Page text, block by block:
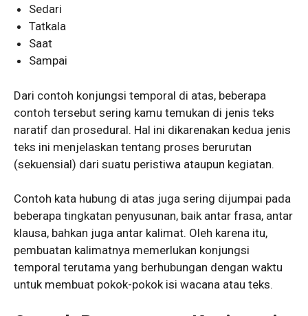
Sedari
Tatkala
Saat
Sampai
Dari contoh konjungsi temporal di atas, beberapa
contoh tersebut sering kamu temukan di jenis teks
naratif dan prosedural. Hal ini dikarenakan kedua jenis
teks ini menjelaskan tentang proses berurutan
(sekuensial) dari suatu peristiwa ataupun kegiatan.
Contoh kata hubung di atas juga sering dijumpai pada
beberapa tingkatan penyusunan, baik antar frasa, antar
klausa, bahkan juga antar kalimat. Oleh karena itu,
pembuatan kalimatnya memerlukan konjungsi
temporal terutama yang berhubungan dengan waktu
untuk membuat pokok-pokok isi wacana atau teks.